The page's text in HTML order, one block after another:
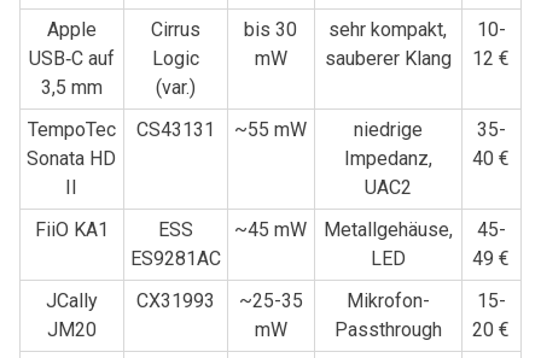
Apple
USB‑C​ auf
⁣3,5 mm
Cirrus⁣
Logic
(var.)
bis 30⁢
mW
sehr kompakt,
sauberer Klang
10-
12 €
TempoTec
Sonata HD⁣
II
CS43131 ~55 mW
niedrige
Impedanz,
UAC2
35-
40 €
FiiO KA1
ESS​
ES9281AC
~45 mW
Metallgehäuse,
LED
45-
49 €
JCally
JM20
CX31993
~25-35
mW
Mikrofon-
Passthrough
15-
20 €